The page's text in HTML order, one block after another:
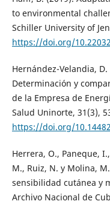
to environmental
Schiller University of
https://doi.org/
Hernández-Velandia, D.
Determinación y
de la Empresa de
Salud Uninorte, 31(3),
https://doi.org/
Herrera, O., Paneque,
M., Ruiz, N. y Molina,
sensibilidad cutánea y
Archivo Nacional de